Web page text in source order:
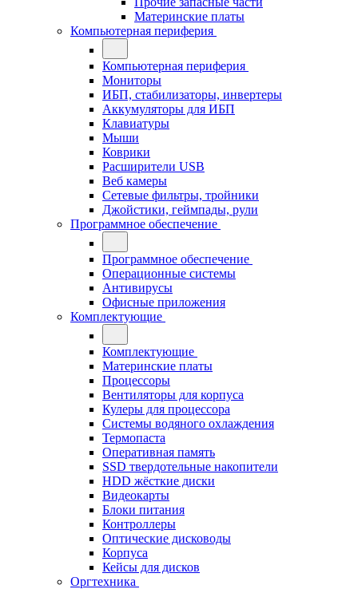
Материнские платы
Компьютерная периферия
Компьютерная периферия
Мониторы
ИБП, стабилизаторы, инвертеры
Аккумуляторы для ИБП
Клавиатуры
Мыши
Коврики
Расширители USB
Веб камеры
Сетевые фильтры, тройники
Джойстики, геймпады, рули
Программное обеспечение
Программное обеспечение
Операционные системы
Антивирусы
Офисные приложения
Комплектующие
Комплектующие
Материнские платы
Процессоры
Вентиляторы для корпуса
Кулеры для процессора
Системы водяного охлаждения
Термопаста
Оперативная память
SSD твердотельные накопители
HDD жёсткие диски
Видеокарты
Блоки питания
Контроллеры
Оптические дисководы
Корпуса
Кейсы для дисков
Оргтехника